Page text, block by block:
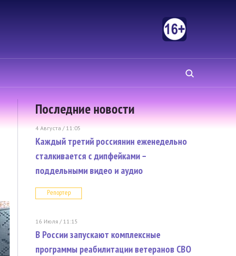
Последние новости
4 Августа / 11:05
Каждый третий россиянин еженедельно
сталкивается с дипфейками –
поддельными видео и аудио
Репортер
16 Июля / 11:15
В России запускают комплексные
программы реабилитации ветеранов СВО